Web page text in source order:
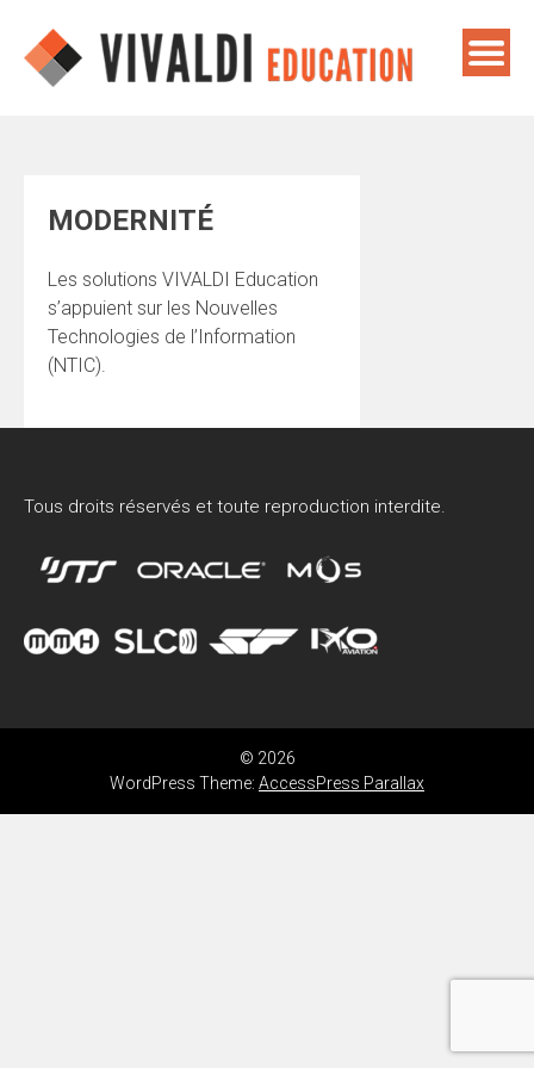
content
MODERNITÉ
Les solutions VIVALDI Education
s’appuient sur les Nouvelles
Technologies de l’Information
(NTIC).
Tous droits réservés et toute reproduction interdite.
© 2026
WordPress Theme: AccessPress Parallax